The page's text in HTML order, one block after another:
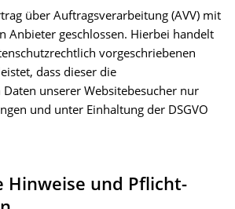
über Auftragsverarbeitung (AVV) mit
Anbieter geschlossen. Hierbei handelt
vorgeschriebenen
dass dieser die
unserer Websitebesucher nur
und unter Einhaltung der DSGVO
Hinweise und Pflicht­